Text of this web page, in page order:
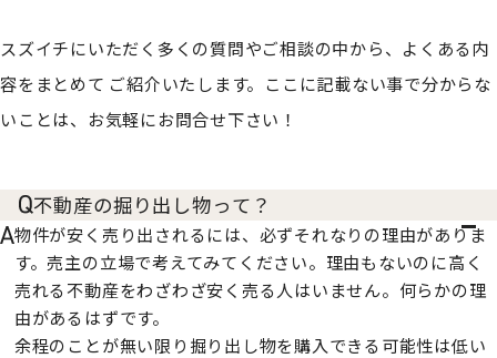
スズイチにいただく多くの質問やご相談の中から、よくある内
容をまとめて ご紹介いたします。ここに記載ない事で分からな
いことは、お気軽にお問合せ下さい！
不動産の掘り出し物って？
物件が安く売り出されるには、必ずそれなりの理由がありま
す。売主の立場で考えてみてください。理由もないのに高く
売れる不動産をわざわざ安く売る人はいません。何らかの理
由があるはずです。
余程のことが無い限り掘り出し物を購入できる可能性は低い